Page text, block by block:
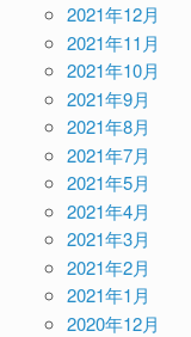
2021年12月
2021年11月
2021年10月
2021年9月
2021年8月
2021年7月
2021年5月
2021年4月
2021年3月
2021年2月
2021年1月
2020年12月